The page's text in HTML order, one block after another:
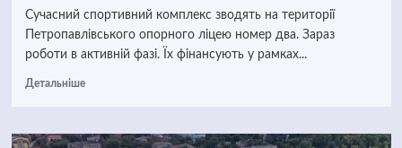
Сучасний спортивний комплекс зводять на території
Петропавлівського опорного ліцею номер два. Зараз
роботи в активній фазі. Їх фінансують у рамках...
Детальніше